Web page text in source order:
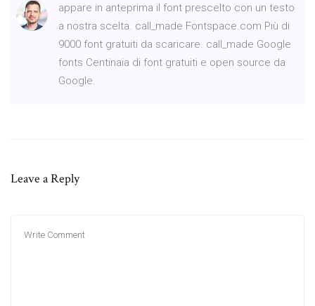
appare in anteprima il font prescelto con un testo
a nostra scelta. call_made Fontspace.com Più di
9000 font gratuiti da scaricare. call_made Google
fonts Centinaia di font gratuiti e open source da
Google.
Leave a Reply